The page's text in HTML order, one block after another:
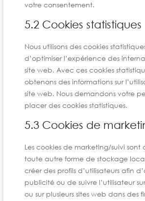
votre consentement.
5.2 Cookies statistiques
Nous utilisons des cookies
d’optimiser l’expérience des
site web. Avec ces cookies
obtenons des informations sur
site web. Nous demandons votre
placer des cookies statistiques.
5.3 Cookies de
Les cookies de marketing/suivi sont
toute autre forme de stockage
créer des profils d’utilisateurs afin
publicité ou de suivre l’utilisateur
ou sur plusieurs sites web dans des